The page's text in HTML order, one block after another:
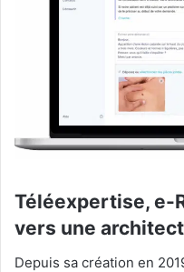
Téléexpertise, e-
vers une
Depuis sa création en